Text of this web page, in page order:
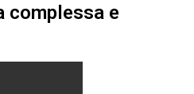
complessa e